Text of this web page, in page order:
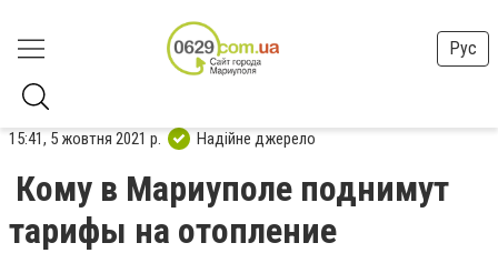
Рус
15:41, 5 жовтня 2021 р. Надійне джерело
Кому в Мариуполе поднимут
тарифы на отопление